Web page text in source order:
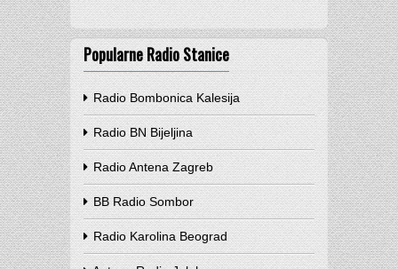
Popularne Radio Stanice
Radio Bombonica Kalesija
Radio BN Bijeljina
Radio Antena Zagreb
BB Radio Sombor
Radio Karolina Beograd